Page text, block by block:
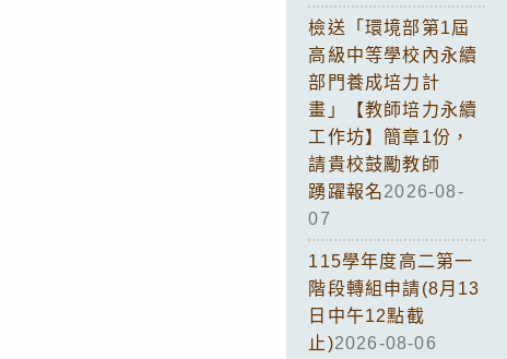
檢送「環境部第1屆
高級中等學校內永續
部門養成培力計
畫」【教師培力永續
工作坊】簡章1份，
請貴校鼓勵教師
踴躍報名2026-08-
07
115學年度高二第一
階段轉組申請(8月13
日中午12點截
止)2026-08-06